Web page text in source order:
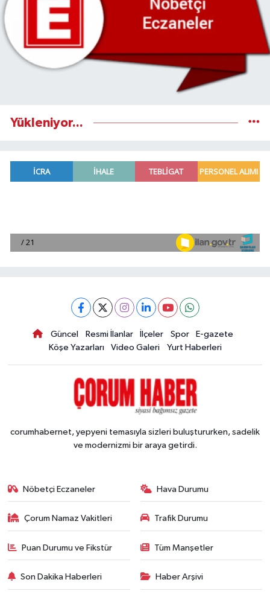
Yükleniyor...
Güncel Resmi İlanlar İlçeler Spor
E-gazete
Köşe Yazarları
Video Galeri Yurt Haberleri
corumhabernet, yepyeni temasıyla sizleri buluştururken, sadelik
ve modernizmi bir araya getirdi.
Nöbetçi Eczaneler Hava Durumu
Çorum Namaz Vakitleri Trafik Durumu
Puan Durumu ve Fikstür Tüm Manşetler
Son Dakika Haberleri Haber Arşivi